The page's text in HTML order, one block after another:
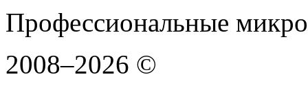
Профессиональные
2008–2026 ©